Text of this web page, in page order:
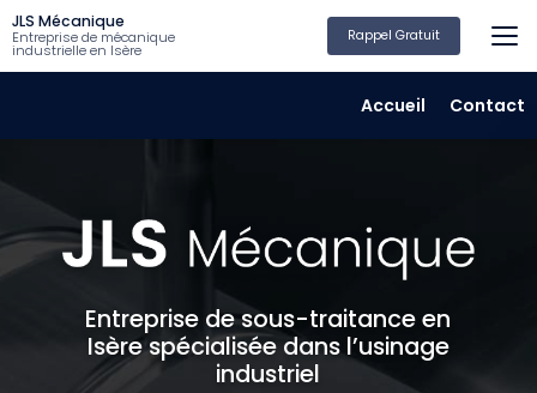
Aller
au
contenu
principal
Accueil
Contact
JLS Mécanique
Entreprise de mécanique
industrielle en Isère
Rappel Gratuit
Entreprise de sous-traitance en
Isère spécialisée dans l’usinage
industriel